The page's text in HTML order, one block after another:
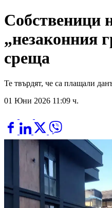
Собственици
„незаконния
среща
Те твърдят, че са плащали
01 Юни 2026 11:09 ч.